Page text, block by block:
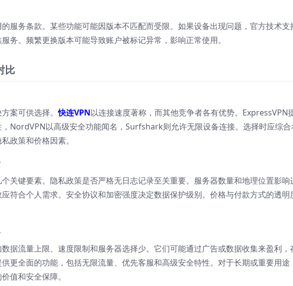
服务条款。某些功能可能因版本不匹配而受限。如果设备出现问题，官方技术支
务。频繁更换版本可能导致账户被标记异常，影响正常使用。
比
案可供选择。快连VPN以连接速度著称，而其他竞争者各有优势。ExpressVPN
NordVPN以高级安全功能闻名，Surfshark则允许无限设备连接。选择时应综合
政策和价格因素。
关键要素。隐私政策是否严格无日志记录至关重要。服务器数量和地理位置影响
符合个人需求。安全协议和加密强度决定数据保护级别。价格与付款方式的透明
据流量上限、速度限制和服务器选择少。它们可能通过广告或数据收集来盈利，
更全面的功能，包括无限流量、优先客服和高级安全特性。对于长期或重要用途
值和安全保障。